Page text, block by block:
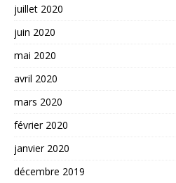
juillet 2020
juin 2020
mai 2020
avril 2020
mars 2020
février 2020
janvier 2020
décembre 2019